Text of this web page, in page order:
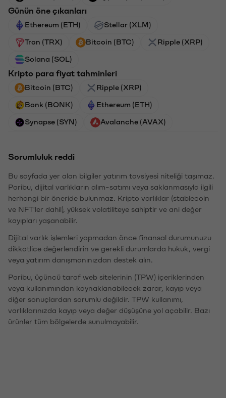
Günün öne çıkanları
Ethereum (ETH) Stellar (XLM)
Tron (TRX) Bitcoin (BTC) Ripple (XRP)
Solana (SOL)
Kripto para fiyat tahminleri
Bitcoin (BTC) Ripple (XRP)
Bonk (BONK) Ethereum (ETH)
Synapse (SYN) Avalanche (AVAX)
Sorumluluk reddi
Bu sayfada yer alan bilgiler yatırım tavsiyesi niteliği taşımaz.
Paribu, dijital varlıkların alım-satımı veya saklanmasıyla ilgili
herhangi bir öneride bulunmaz. Kripto varlıklar (stablecoin
ve NFT'ler dahil), yüksek volatiliteye sahiptir ve ani değer
kayıpları yaşanabilir.
Dijital varlık işlemleri yapmadan önce finansal durumunuzu
dikkatlice değerlendirin ve gerekli durumlarda hukuk, vergi
veya yatırım danışmanınızdan destek alın.
Paribu, üçüncü taraf web sitelerinin (TPW) içeriklerinden
veya kullanımından kaynaklanabilecek zarar, kayıp veya
diğer sonuçlardan sorumlu değildir. TPW kullanımı,
varlıklarınızda kayıp veya değer düşüşüne yol açabilir. Bazı
ürünler tüm bölgelerde sunulmayabilir.